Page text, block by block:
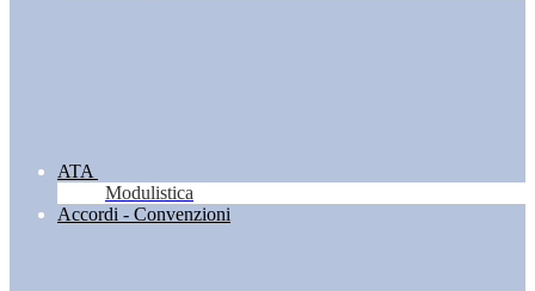
ATA
Modulistica
Accordi - Convenzioni